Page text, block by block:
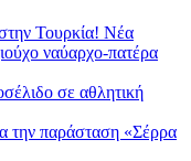
Τουρκία! Νέα
ναύαρχο-πατέρα
σε αθλητική
παράσταση «Σέρρα